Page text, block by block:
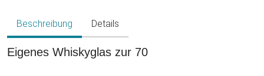
Beschreibung Details
Eigenes Whiskyglas zur 70